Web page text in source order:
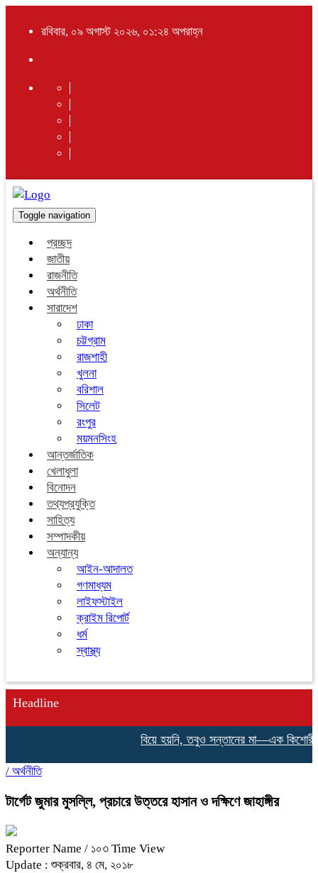
রবিবার, ০৯ অগাস্ট ২০২৬, ০১:২৪ অপরাহ্ন
Toggle navigation
প্রচ্ছদ
জাতীয়
রাজনীতি
অর্থনীতি
সারাদেশ
ঢাকা
চট্টগ্রাম
রাজশাহী
খুলনা
বরিশাল
সিলেট
রংপুর
ময়মনসিংহ
আন্তর্জাতিক
খেলাধুলা
বিনোদন
তথ্যপ্রযুক্তি
সাহিত্য
সম্পাদকীয়
অন্যান্য
আইন-আদালত
গণমাধ্যম
লাইফস্টাইল
ক্রাইম রিপোর্ট
ধর্ম
স্বাস্থ্য
Headline
বিয়ে হয়নি, তবুও সন্তানের মা—এক কিশোরীর
/ অর্থনীতি
টার্গেট জুমার মুসল্লি, প্রচারে উত্তরে হাসান ও দক্ষিণে জাহাঙ্গীর
Reporter Name / ১০৩ Time View
Update : শুক্রবার, ৪ মে, ২০১৮